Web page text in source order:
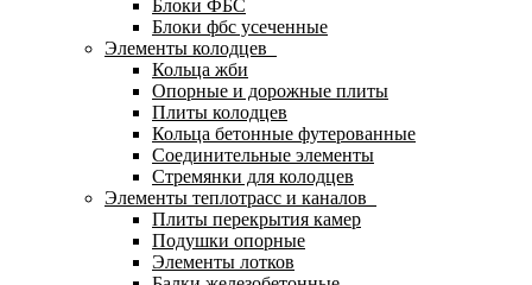
Блоки ФБС
Блоки фбс усеченные
Элементы колодцев
Кольца жби
Опорные и дорожные плиты
Плиты колодцев
Кольца бетонные футерованные
Соединительные элементы
Стремянки для колодцев
Элементы теплотрасс и каналов
Плиты перекрытия камер
Подушки опорные
Элементы лотков